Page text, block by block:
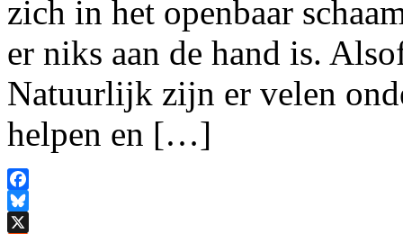
zich in het openbaar
er niks aan de hand is.
Natuurlijk zijn er velen
helpen en […]
Facebook
Bluesky